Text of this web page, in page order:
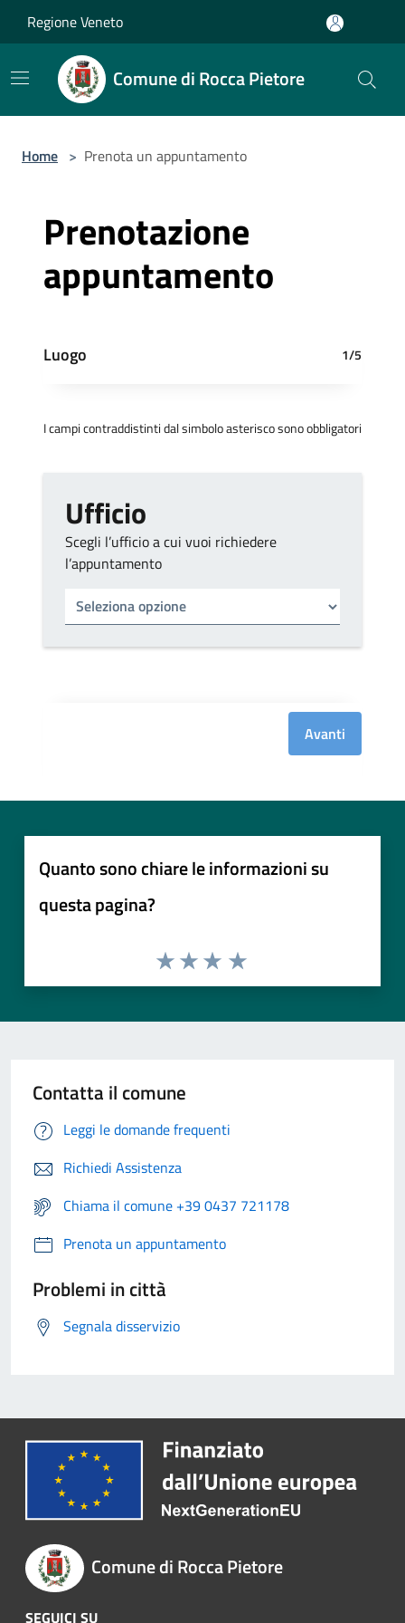
Regione Veneto
Comune di Rocca Pietore
Home > Prenota un appuntamento
Prenotazione
appuntamento
Luogo 1/5
I campi contraddistinti dal simbolo asterisco sono obbligatori
Ufficio
Scegli l’ufficio a cui vuoi richiedere
l’appuntamento
Tipo di ufficio
Avanti
Quanto sono chiare le informazioni su
questa pagina?
Contatta il comune
Leggi le domande frequenti
Richiedi Assistenza
Chiama il comune +39 0437 721178
Prenota un appuntamento
Problemi in città
Segnala disservizio
Comune di Rocca Pietore
SEGUICI SU